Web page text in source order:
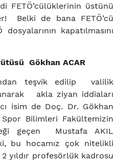
FETÖ’cülüklerinin üstünü
Belki de bana FETÖ’cü
kapatılmasını
Gökhan ACAR
teşvik edilip valilik
akla ziyan iddiaları
isim de Doç. Dr. Gökhan
Bilimleri Fakültemizin
geçen Mustafa AKIL
bu hocamız çok nitelikli
yıldır profesörlük kadrosu